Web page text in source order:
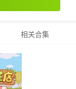
相关合集